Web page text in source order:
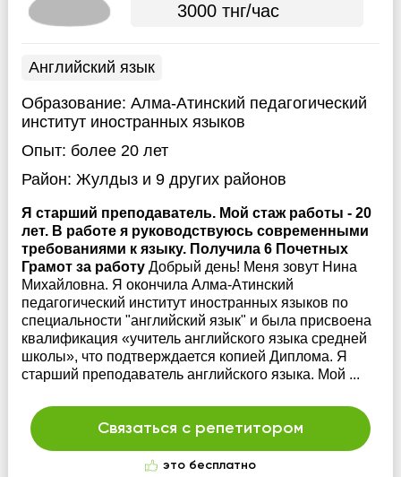
3000 тнг/час
Английский язык
Образование: Алма-Атинский педагогический
институт иностранных языков
Опыт: более 20 лет
Район: Жулдызи 9 других районов
Я старший преподаватель. Мой стаж работы - 20
лет. В работе я руководствуюсь современными
требованиями к языку. Получила 6 Почетных
Грамот за работу Добрый день! Меня зовут Нина
Михайловна. Я окончила Алма-Атинский
педагогический институт иностранных языков по
специальности "английский язык" и была присвоена
квалификация «учитель английского языка средней
школы», что подтверждается копией Диплома. Я
старший преподаватель английского языка. Мой ...
Связаться с репетитором
это бесплатно